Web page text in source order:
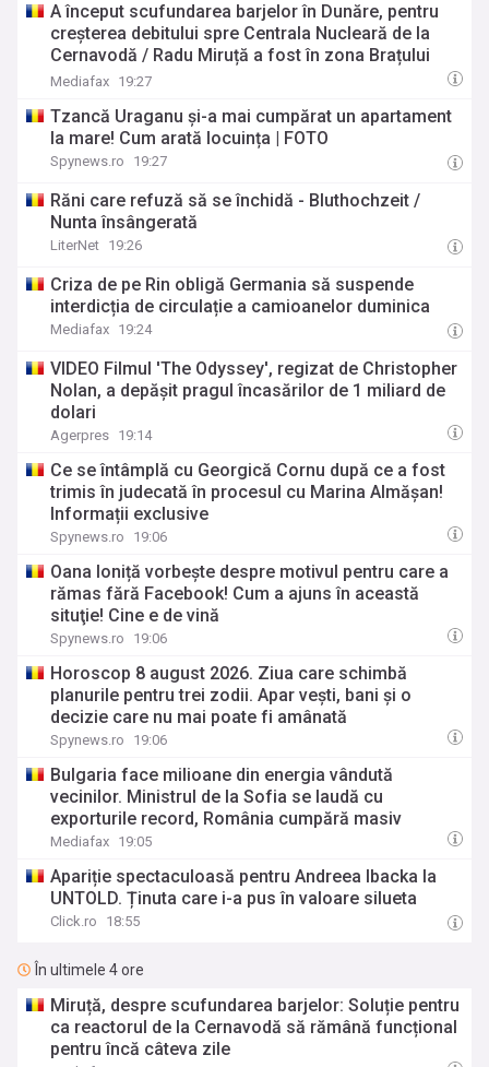
A început scufundarea barjelor în Dunăre, pentru
creșterea debitului spre Centrala Nucleară de la
Cernavodă / Radu Miruță a fost în zona Brațului
Bala
Mediafax 19:27
Tzancă Uraganu și-a mai cumpărat un apartament
la mare! Cum arată locuința | FOTO
Spynews.ro 19:27
Răni care refuză să se închidă - Bluthochzeit /
Nunta însângerată
LiterNet 19:26
Criza de pe Rin obligă Germania să suspende
interdicția de circulație a camioanelor duminica
Mediafax 19:24
VIDEO Filmul 'The Odyssey', regizat de Christopher
Nolan, a depășit pragul încasărilor de 1 miliard de
dolari
Agerpres 19:14
Ce se întâmplă cu Georgică Cornu după ce a fost
trimis în judecată în procesul cu Marina Almășan!
Informații exclusive
Spynews.ro 19:06
Oana Ioniță vorbeşte despre motivul pentru care a
rămas fără Facebook! Cum a ajuns în această
situţie! Cine e de vină
Spynews.ro 19:06
Horoscop 8 august 2026. Ziua care schimbă
planurile pentru trei zodii. Apar vești, bani și o
decizie care nu mai poate fi amânată
Spynews.ro 19:06
Bulgaria face milioane din energia vândută
vecinilor. Ministrul de la Sofia se laudă cu
exporturile record, România cumpără masiv
Mediafax 19:05
Apariție spectaculoasă pentru Andreea Ibacka la
UNTOLD. Ținuta care i-a pus în valoare silueta
Click.ro 18:55
În ultimele 4 ore
Miruță, despre scufundarea barjelor: Soluție pentru
ca reactorul de la Cernavodă să rămână funcțional
pentru încă câteva zile